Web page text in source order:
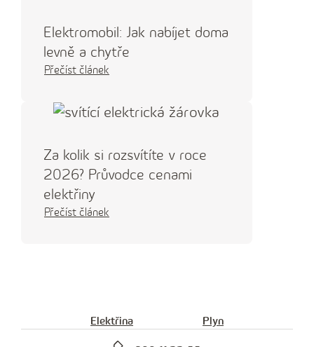
Elektromobil: Jak nabíjet doma
levně a chytře
Přečíst článek
Za kolik si rozsvítíte v roce
2026? Průvodce cenami
elektřiny
Přečíst článek
Elektřina Plyn